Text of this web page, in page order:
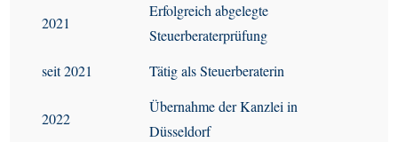
2021
Erfolgreich abgelegte
Steuerberaterprüfung
seit 2021
Tätig als Steuerberaterin
2022
Übernahme der Kanzlei in
Düsseldorf